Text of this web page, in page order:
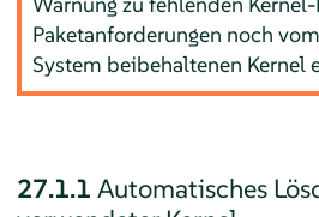
Paketanforderungen noch
System beibehaltenen Kernel
27.1.1 Automatisches